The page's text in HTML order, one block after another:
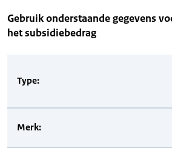
Gebruik onderstaande gegevens
het subsidiebedrag
Type:
Merk: